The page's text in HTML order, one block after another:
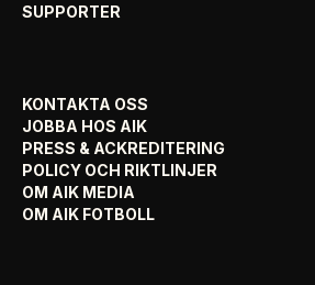
SUPPORTER
KONTAKTA OSS
JOBBA HOS AIK
PRESS & ACKREDITERING
POLICY OCH RIKTLINJER
OM AIK MEDIA
OM AIK FOTBOLL